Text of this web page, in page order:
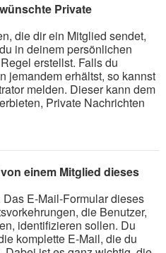
Private
die dir ein Mitglied sendet,
in deinem persönlichen
erstellst. Falls du
jemandem erhältst, so kannst
melden. Dieser kann dem
Private Nachrichten
einem Mitglied dieses
E-Mail-Formular dieses
die Benutzer,
identifizieren sollen. Du
komplette E-Mail, die du